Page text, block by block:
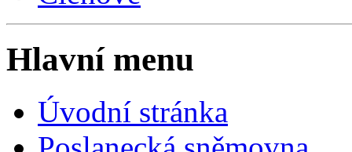
Hlavní menu
Úvodní stránka